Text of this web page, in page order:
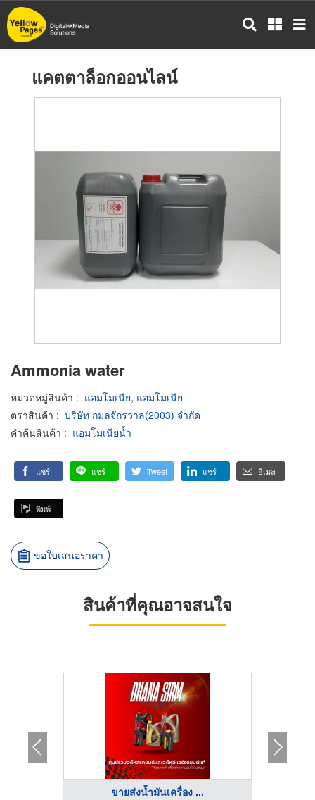
ข้าม
ไป
แคตตาล็อกออนไลน์
Ammonia water
หมวดหมู่สินค้า : แอมโมเนีย, แอมโมเนีย
ตราสินค้า : บริษัท กมลจักรวาล(2003) จำกัด
คำค้นสินค้า : แอมโมเนียน้ำ
แชร์ แชร์ Tweet แชร์ อีเมล
พิมพ์
ขอใบเสนอราคา
สินค้าที่คุณอาจสนใจ
ขายส่งน้ำมันเครื่อง ...